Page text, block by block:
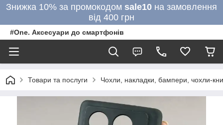
Знижка 10% за промокодом sale10 на замовлення
від 400 грн
#One. Аксесуари до смартфонів
Товари та послуги Чохли, накладки, бампери, чохли-